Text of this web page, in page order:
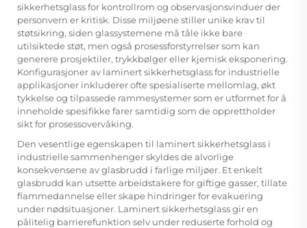
sikkerhetsglass for kontrollrom og observasjonsvinduer der
personvern er kritisk. Disse miljøene stiller unike krav til
støtsikring, siden glassystemene må tåle ikke bare
utilsiktede støt, men også prosessforstyrrelser som kan
generere prosjektiler, trykkbølger eller kjemisk eksponering.
Konfigurasjoner av laminert sikkerhetsglass for industrielle
applikasjoner inkluderer ofte spesialiserte mellomlag, økt
tykkelse og tilpassede rammesystemer som er utformet for å
inneholde spesifikke farer samtidig som de opprettholder
sikt for prosessovervåking.
Den vesentlige egenskapen til laminert sikkerhetsglass i
industrielle sammenhenger skyldes de alvorlige
konsekvensene av glasbrudd i farlige miljøer. Et enkelt
glasbrudd kan utsette arbeidstakere for giftige gasser, tillate
flammedannelse eller skape hindringer for evakuering
under nødsituasjoner. Laminert sikkerhetsglass gir en
pålitelig barrierefunktion selv under reduserte forhold og